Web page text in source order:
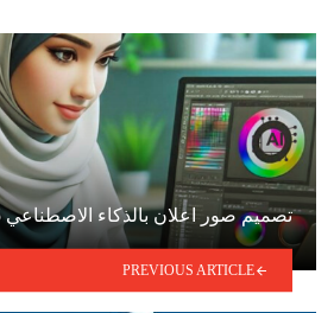
تصميم صور اعلان بالذكاء الاصطناعي 2025
PREVIOUS ARTICLE